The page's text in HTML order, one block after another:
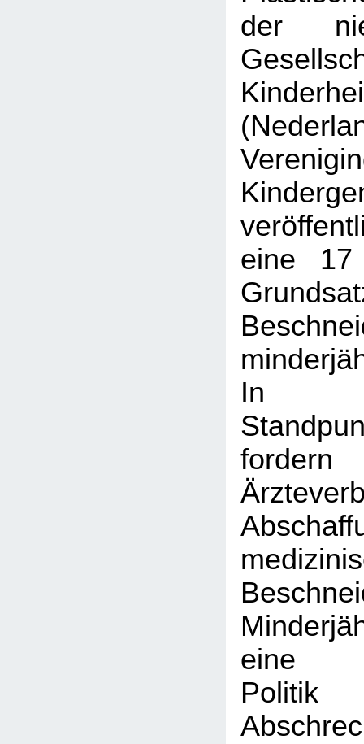
der
eine 17
In
eine